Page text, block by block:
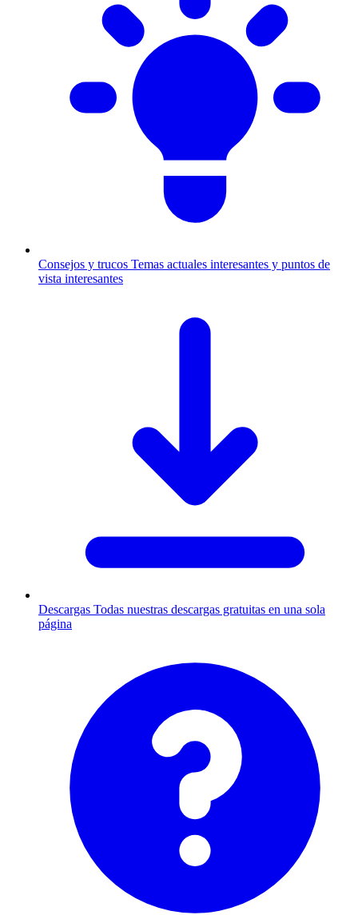
Consejos y trucos Temas actuales interesantes y puntos de
vista interesantes
Descargas Todas nuestras descargas gratuitas en una sola
página